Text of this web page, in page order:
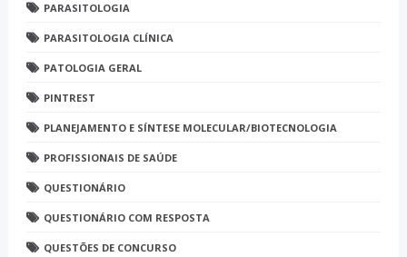
PARASITOLOGIA
PARASITOLOGIA CLÍNICA
PATOLOGIA GERAL
PINTREST
PLANEJAMENTO E SÍNTESE MOLECULAR/BIOTECNOLOGIA
PROFISSIONAIS DE SAÚDE
QUESTIONÁRIO
QUESTIONÁRIO COM RESPOSTA
QUESTÕES DE CONCURSO